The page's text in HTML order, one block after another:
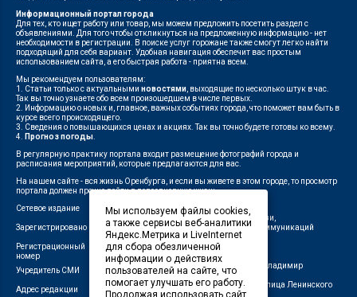
Информационный портал города
Для тех, кто ищет работу или товар, мы можем предложить посетить раздел с
объявлениями. Для того чтобы откликнуться на предложенную информацию - нет
необходимости в регистрации. В поиске услуг горожане также смогут легко найти
подходящий для себя вариант. Удобная навигация обеспечит вас простым
использованием сайта, а его быстрая работа - приятна всем.
Мы рекомендуем пользователям:
1. Статьи только с актуальными новостями , выходящие по несколько штук в час.
Так вы точно узнаете обо всем произошедшем в числе первых.
2. Информацию о новых и, главное, важных событиях города, что поможет вам быть в
курсе всего происходящего.
3. Сведения о повышающихся ценах и акциях. Так вы точно будете готовы ко всему.
4.
Прогноз погоды
В регулярную практику портала входит размещение фотографий города и
расписания мероприятий, которые предлагаются для вас.
На нашем сайте - вся жизнь Оренбурга, и если вы живете в этом городе, то просмотр
портала должен прочно войти в повседневную жизнь.
Сетевое издание
"1743"
Зарегистрировано
Федеральной службой по надзору в сфере связи,
информационных технологий и массовых коммуникаций
(Роскомнадзор)
Регистрационный
номер
ЭЛ № ФС 77-75960 от 19.06.2019 г.
Учредитель СМИ
Индивидуальный предприниматель Савин Владимир
Валерьевич
Адрес редакции
462411, Оренбургская область, город Орск, улица Ленинского
Комсомола, д. 4-Б
Мы используем файлы cookies,
а также сервисы веб-аналитики
Яндекс.Метрика и LiveInternet
для сбора обезличенной
информации о действиях
пользователей на сайте, что
помогает улучшать его работу.
Продолжая использовать сайт,